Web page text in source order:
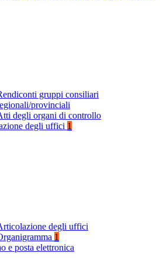
gruppi consiliari
provinciali
degli organi di controllo
degli uffici 1
degli uffici
1
e posta elettronica